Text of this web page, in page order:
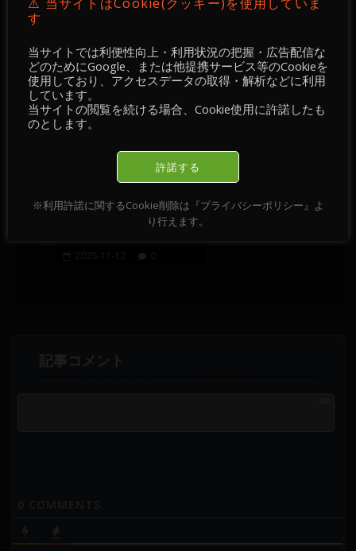
おすすめ記事
【 FX情報・経済指
標・経済ニュース・
掲示板／チャート・
チェック 】2025-11-
2025-11-12
ャート・チェック 】
2025-04-14
す
当サイトでは利便性向上・利用状況の把握・広告配信な
どのためにGoogle、または他提携サービス等のCookieを
使用しており、アクセスデータの取得・解析などに利用
しています。
当サイトの閲覧を続ける場合、Cookie使用に許諾したも
のとします。
許諾する
※利用許諾に関するCookie削除は『プライバシーポリシー』よ
り行えます。